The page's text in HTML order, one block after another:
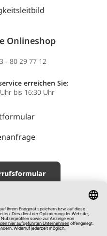
Onlineshop
- 80 29 77 12
erreichen Sie:
bis 16:30 Uhr